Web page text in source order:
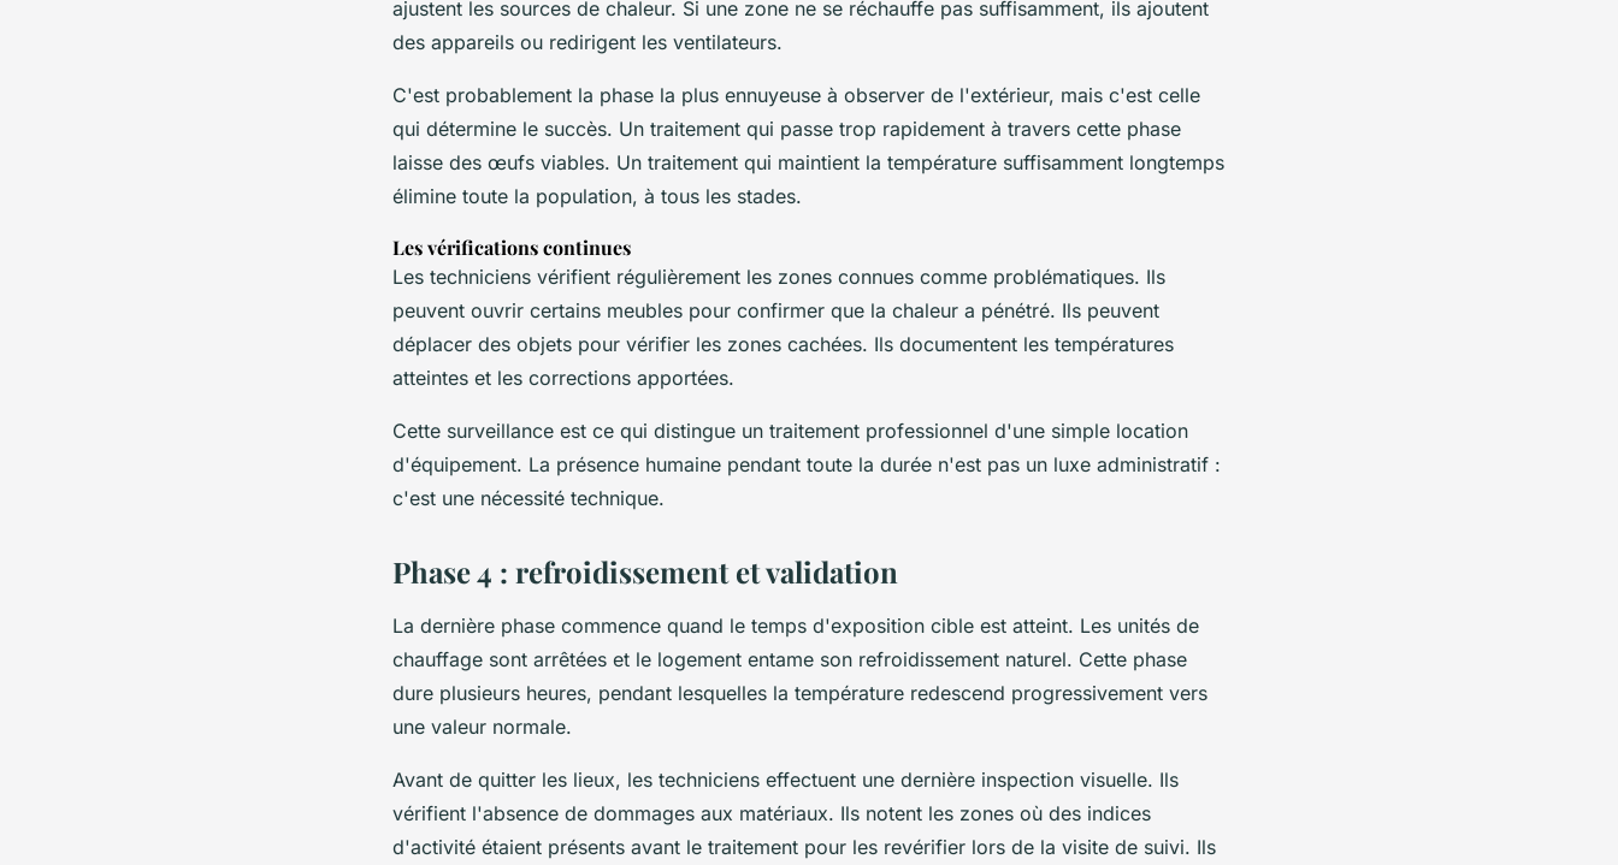
ajustent les sources de chaleur. Si une zone ne se réchauffe pas suffisamment, ils ajoutent
des appareils ou redirigent les ventilateurs.
C'est probablement la phase la plus ennuyeuse à observer de l'extérieur, mais c'est celle
qui détermine le succès. Un traitement qui passe trop rapidement à travers cette phase
laisse des œufs viables. Un traitement qui maintient la température suffisamment longtemps
élimine toute la population, à tous les stades.
Les vérifications continues
Les techniciens vérifient régulièrement les zones connues comme problématiques. Ils
peuvent ouvrir certains meubles pour confirmer que la chaleur a pénétré. Ils peuvent
déplacer des objets pour vérifier les zones cachées. Ils documentent les températures
atteintes et les corrections apportées.
Cette surveillance est ce qui distingue un traitement professionnel d'une simple location
d'équipement. La présence humaine pendant toute la durée n'est pas un luxe administratif :
c'est une nécessité technique.
Phase 4 : refroidissement et validation
La dernière phase commence quand le temps d'exposition cible est atteint. Les unités de
chauffage sont arrêtées et le logement entame son refroidissement naturel. Cette phase
dure plusieurs heures, pendant lesquelles la température redescend progressivement vers
une valeur normale.
Avant de quitter les lieux, les techniciens effectuent une dernière inspection visuelle. Ils
vérifient l'absence de dommages aux matériaux. Ils notent les zones où des indices
d'activité étaient présents avant le traitement pour les revérifier lors de la visite de suivi. Ils